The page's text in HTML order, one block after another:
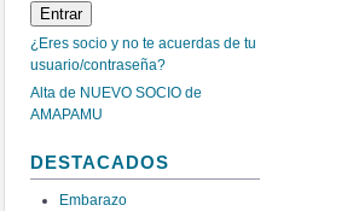
¿Eres socio y no te acuerdas de tu
usuario/contraseña?
Alta de NUEVO SOCIO de
AMAPAMU
DESTACADOS
Embarazo